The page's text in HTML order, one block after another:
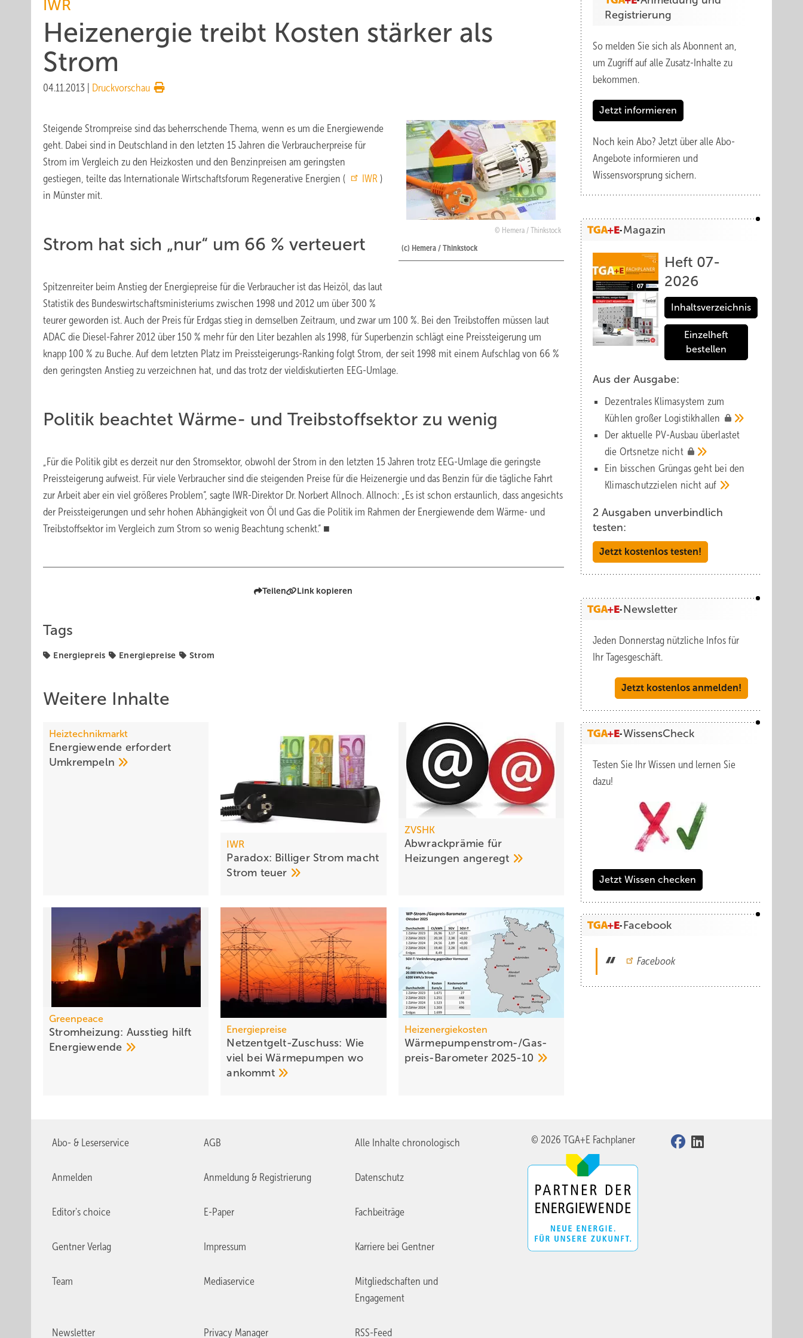
IWR
Heizenergie treibt Kosten stärker als
Strom
04.11.2013 Druckvorschau
Hemera / Thinkstock
(c) Hemera / Thinkstock
Steigende Strompreise sind das beherrschende Thema, wenn es um die Energiewende
geht. Dabei sind in Deutschland in den letzten 15 Jahren die Verbraucherpreise für
Strom im Vergleich zu den Heizkosten und den Benzinpreisen am geringsten
gestiegen, teilte das Internationale Wirtschaftsforum Regenerative Energien (
IWR )
in Münster mit.
Strom hat sich „nur“ um 66 % verteuert
Spitzenreiter beim Anstieg der Energiepreise für die Verbraucher ist das Heizöl, das laut
Statistik des Bundeswirtschaftsministeriums zwischen 1998 und 2012 um über 300 %
teurer geworden ist. Auch der Preis für Erdgas stieg in demselben Zeitraum, und zwar um 100 %. Bei den Treibstoffen müssen laut
ADAC die Diesel-Fahrer 2012 über 150 % mehr für den Liter bezahlen als 1998, für Superbenzin schlägt eine Preissteigerung um
knapp 100 % zu Buche. Auf dem letzten Platz im Preissteigerungs-Ranking folgt Strom, der seit 1998 mit einem Aufschlag von 66 %
den geringsten Anstieg zu verzeichnen hat, und das trotz der vieldiskutierten EEG-Umlage.
Politik beachtet Wärme- und Treibstoffsektor zu wenig
„Für die Politik gibt es derzeit nur den Stromsektor, obwohl der Strom in den letzten 15 Jahren trotz EEG-Umlage die geringste
Preissteigerung aufweist. Für viele Verbraucher sind die steigenden Preise für die Heizenergie und das Benzin für die tägliche Fahrt
zur Arbeit aber ein viel größeres Problem“, sagte IWR-Direktor Dr. Norbert Allnoch. Allnoch: „Es ist schon erstaunlich, dass angesichts
der Preissteigerungen und sehr hohen Abhängigkeit von Öl und Gas die Politik im Rahmen der Energiewende dem Wärme- und
Treibstoffsektor im Vergleich zum Strom so wenig Beachtung schenkt.“ ■
Teilen Link kopieren
Tags
Energiepreis Energiepreise Strom
Weitere Inhalte
Heiztechnikmarkt
Energiewende erfordert
Umkrempeln
IWR
Paradox: Billiger Strom macht
Strom teuer
ZVSHK
Abwrackprämie für
Heizungen angeregt
Greenpeace
Stromheizung: Ausstieg hilft
Energiewende
Energiepreise
Netzentgelt-Zuschuss: Wie
viel bei Wärmepumpen wo
ankommt
Heizenergiekosten
Wärmepumpen­strom-/Gas­
preis-Baro­meter 2025-10
Registrierung
So melden Sie sich als Abonnent an,
um Zugriff auf alle Zusatz-Inhalte zu
bekommen.
Jetzt informieren
Noch kein Abo? Jetzt über alle Abo-
Angebote informieren und
Wissensvorsprung sichern.
Magazin
Heft 07-
2026
Inhaltsverzeichnis
Einzelheft
bestellen
Aus der Ausgabe:
Dezentrales Klimasystem zum
Kühlen großer Logistik­hallen
Der aktuelle PV-Ausbau über­lastet
die Orts­netze nicht
Ein bisschen Grüngas geht bei den
Klima­schutz­zielen nicht auf
2 Ausgaben unverbindlich
testen:
Jetzt kostenlos testen!
Newsletter
Jeden Donnerstag nützliche Infos für
Ihr Tagesgeschäft.
Jetzt kostenlos anmelden!
WissensCheck
Testen Sie Ihr Wissen und lernen Sie
dazu!
Jetzt Wissen checken
Facebook
Facebook
Abo- & Leserservice AGB Alle Inhalte chronologisch
Anmelden Anmeldung & Registrierung Datenschutz
Editor's choice E-Paper Fachbeiträge
Gentner Verlag Impressum Karriere bei Gentner
Team Mediaservice
Mitgliedschaften und
Engagement
Newsletter Privacy Manager RSS-Feed
© 2026 TGA+E Fachplaner